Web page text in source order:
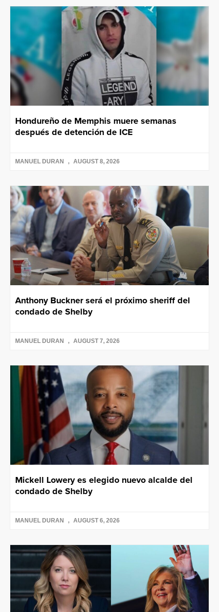
Hondureño de Memphis muere semanas
después de detención de ICE
MANUEL DURAN AUGUST 8, 2026
Anthony Buckner será el próximo sheriff del
condado de Shelby
MANUEL DURAN AUGUST 7, 2026
Mickell Lowery es elegido nuevo alcalde del
condado de Shelby
MANUEL DURAN AUGUST 6, 2026